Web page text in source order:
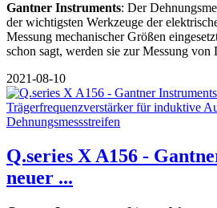
Gantner Instruments: Der
der wichtigsten Werkzeuge der
Messung mechanischer Größen
schon sagt, werden sie zur Messung von
2021-08-10
Q.series X A156 -
neuer ...